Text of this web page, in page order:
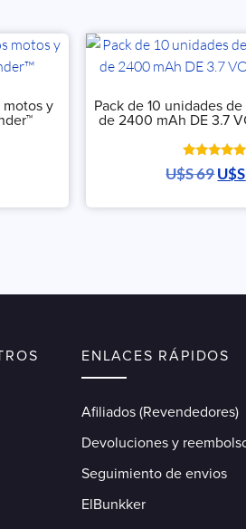
motos y
Pack de 10 unidades
de 2400 mAh DE 3.7
Valorado
con
U$S69U$S
ENLACES RÁPIDOS
Afiliados (Revendedores)
Devoluciones y
Seguimiento de envios
ElBunkker